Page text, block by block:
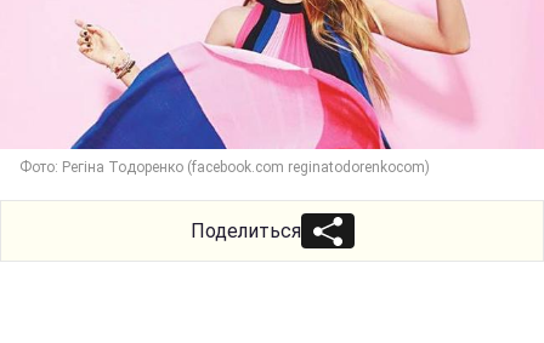
Фото: Регіна Тодоренко (facebook.com reginatodorenkocom)
Поделиться